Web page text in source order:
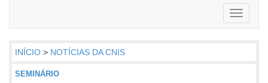
Toggle
INÍCIO > NOTÍCIAS DA CNIS
SEMINÁRIO